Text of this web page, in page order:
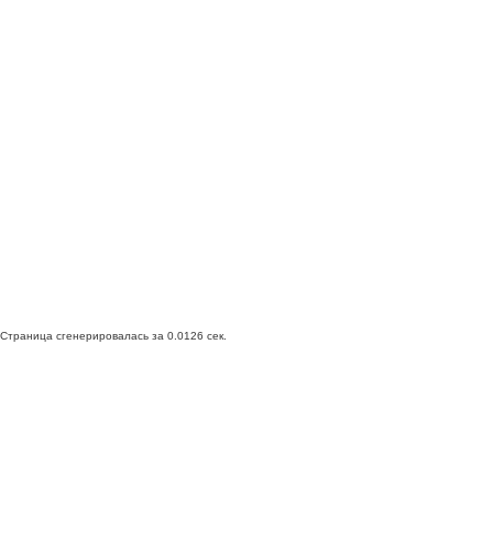
Страница сгенерировалась за 0.0126 сек.